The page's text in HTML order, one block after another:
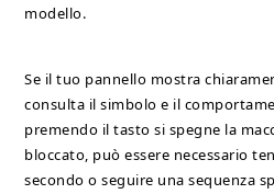
modello.
Se il tuo pannello mostra
consulta il simbolo e il
premendo il tasto si spegne la
bloccato, può essere necessario
secondo o seguire una sequenza